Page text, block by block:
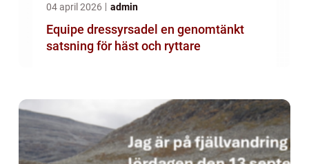
04 april 2026 admin
Equipe dressyrsadel en genomtänkt
satsning för häst och ryttare